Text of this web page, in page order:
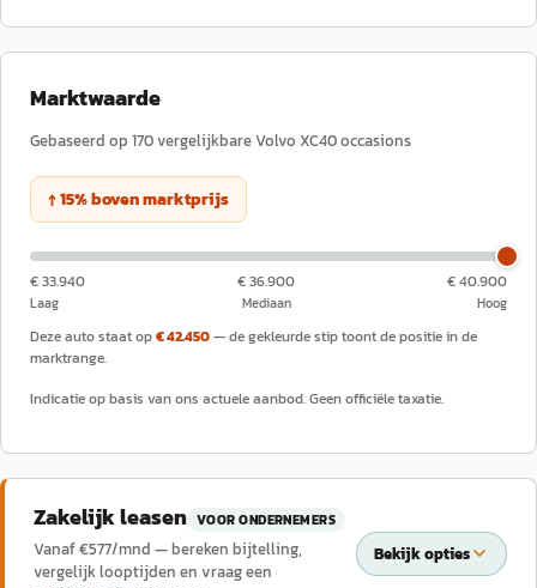
Marktwaarde
Gebaseerd op 170vergelijkbareVolvo XC40occasions
↑15%bovenmarktprijs
€ 33.940
Laag
€ 36.900
Mediaan
€ 40.900
Hoog
Deze auto staat op€ 42.450— de gekleurde stip toont de positie in de
marktrange.
Indicatie op basis van ons actuele aanbod. Geen officiële taxatie.
Zakelijk leasen VOOR ONDERNEMERS
Vanaf €577/mnd — bereken bijtelling,
vergelijk looptijden en vraag een
Bekijk opties